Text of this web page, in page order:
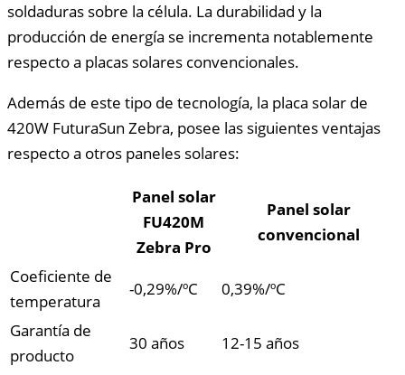
soldaduras sobre la célula. La durabilidad y la
producción de energía se incrementa notablemente
respecto a placas solares convencionales.
Además de este tipo de tecnología, la placa solar de
420W FuturaSun Zebra, posee las siguientes ventajas
respecto a otros paneles solares:
Panel solar
FU420M
Zebra Pro
Panel solar
convencional
Coeficiente de
temperatura
-0,29%/ºC
0,39%/ºC
Garantía de
producto
30 años
12-15 años